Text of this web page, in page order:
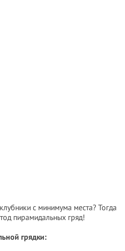
с минимума места? Тогда
пирамидальных гряд!
грядки: